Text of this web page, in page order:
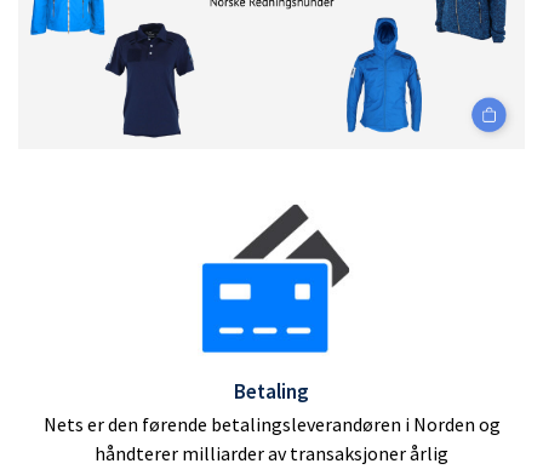
Betaling
Nets er den førende betalingsleverandøren i Norden og
håndterer milliarder av transaksjoner årlig